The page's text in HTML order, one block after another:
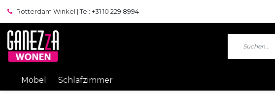
Rotterdam Winkel | Tel: +31 10 229 8994
Möbel Schlafzimmer